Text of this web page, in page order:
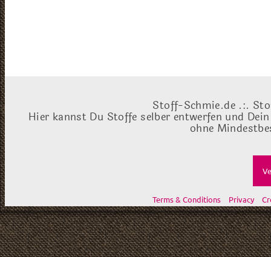
Stoff-Schmie.de .:.
Hier kannst Du Stoffe selber entwerfen und
ohne
Terms & Conditions Privacy